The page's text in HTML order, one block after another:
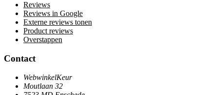
Reviews
Reviews in Google
Externe reviews tonen
Product reviews
Overstappen
Contact
WebwinkelKeur
Moutlaan 32